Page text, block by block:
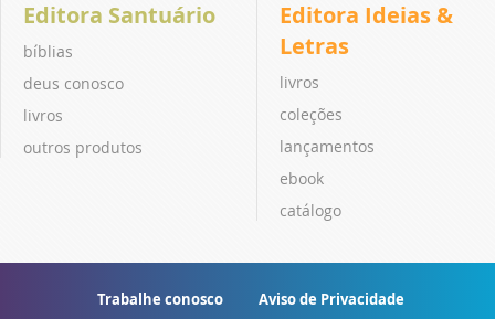
Editora Santuário
bíblias
deus conosco
livros
outros produtos
Editora Ideias &
Letras
livros
coleções
lançamentos
ebook
catálogo
Trabalhe conosco Aviso de Privacidade